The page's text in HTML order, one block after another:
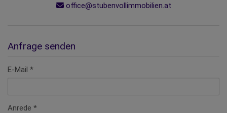
office@stubenvollimmobilien.at
Anfrage senden
E-Mail
Anrede